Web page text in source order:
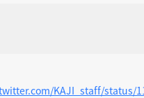
KAJI_staff/status/